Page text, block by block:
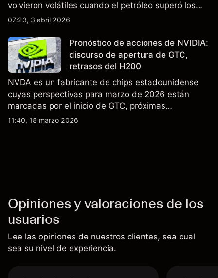
volvieron volátiles cuando el petróleo superó los
$105 y los cierres del espacio aéreo de Oriente
no es un indicador fiable de resultados futuros..
07:23, 3 abril 2026
Pronóstico de acciones de NVIDIA:
discurso de apertura de GTC,
retrasos del H200
NVDA es un fabricante de chips estadounidense
cuyas perspectivas para marzo de 2026 están
marcadas por el inicio de GTC, próximas
actualizaciones de productos y la incertidumbre
11:40, 18 marzo 2026
Opiniones y valoraciones de los
usuarios
Lee las opiniones de nuestros clientes, sea cual
sea su nivel de experiencia.